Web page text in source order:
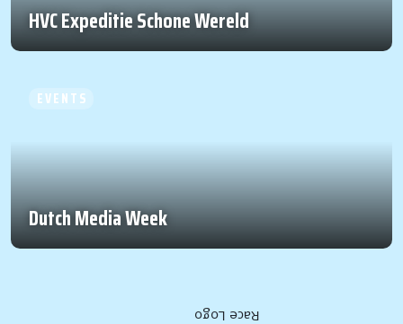
HVC Expeditie Schone Wereld
EVENTS
Dutch Media Week